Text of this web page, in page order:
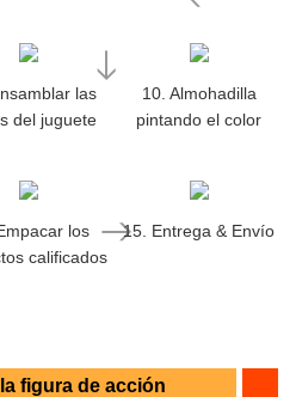
10. Almohadilla
pintando el color
las
del juguete
los
calificados
15. Entrega & Envío
figura de acción